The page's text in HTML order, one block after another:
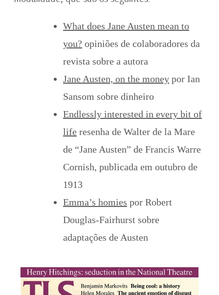
What does Jane Austen mean to
you? opiniões de colaboradores da
revista sobre a autora
Jane Austen, on the money por Ian
Sansom sobre dinheiro
Endlessly interested in every bit of
life resenha de Walter de la Mare
de “Jane Austen” de Francis Warre
Cornish, publicada em outubro de
1913
Emma’s homies por Robert
Douglas-Fairhurst sobre
adaptações de Austen